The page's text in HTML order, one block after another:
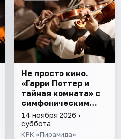
Не просто кино.
«Гарри Поттер и
тайная комната» с
симфоническим
оркестром
14 ноября 2026 •
суббота
КРК «Пирамида»